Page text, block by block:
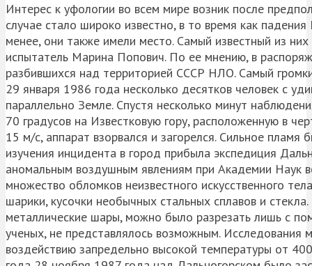
Интерес к уфологии во всем мире возник после
случае стало широко известно, в то время как
менее, они также имели место. Самый известный из
испытатель Марина Попович. По ее мнению, в
разбившихся над территорией СССР НЛО. Самый
29 января 1986 года несколько десятков человек с
параллельно Земле. Спустя несколько минут
70 градусов на Известковую гору, расположенную в
15 м/с, аппарат взорвался и загорелся. Сильное
изучения инцидента в город прибыла экспедиция
аномальным воздушным явлениям при Академии Наук
множество обломков неизвестного искусственного
шарики, кусочки необычных стальных сплавов и
металлические шары, можно было разрезать лишь с
ученых, не представлялось возможным.
воздействию запредельно высокой температуры от